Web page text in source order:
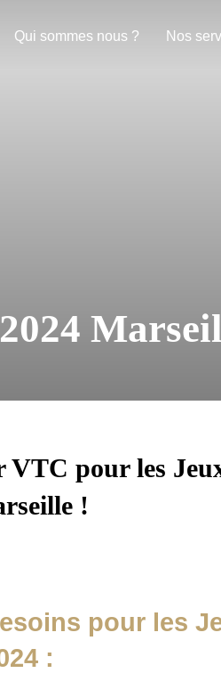
Qui sommes nous ? Nos
VTC pour les
!
pour les
: